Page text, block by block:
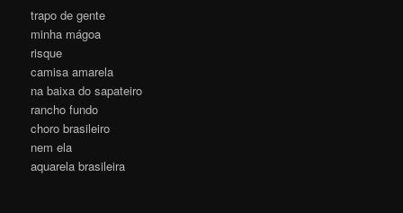
trapo de gente
minha mágoa
risque
camisa amarela
na baixa do sapateiro
rancho fundo
choro brasileiro
nem ela
aquarela brasileira